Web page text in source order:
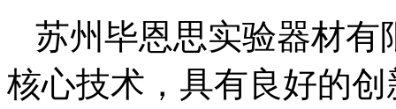
苏州毕恩思实验器材有
核心技术，具有良好的